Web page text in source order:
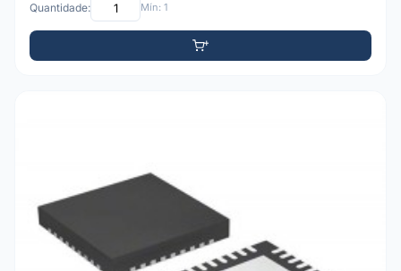
Quantidade: Mín: 1